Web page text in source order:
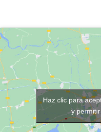
Haz clic para
y